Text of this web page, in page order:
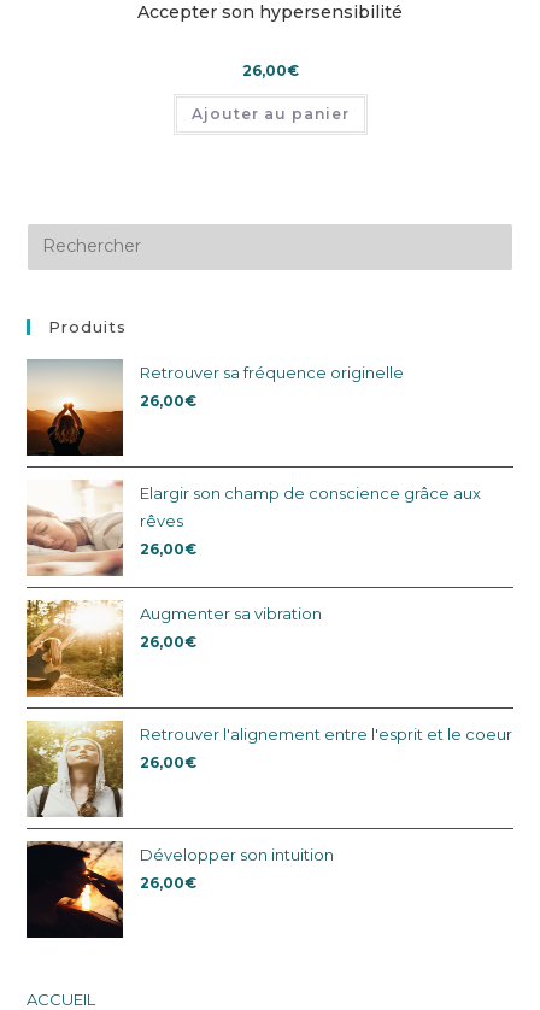
Accepter son hypersensibilité
26,00€
Ajouter au panier
Produits
Retrouver sa fréquence originelle
26,00€
Elargir son champ de conscience grâce aux
rêves
26,00€
Augmenter sa vibration
26,00€
Retrouver l'alignement entre l'esprit et le coeur
26,00€
Développer son intuition
26,00€
ACCUEIL